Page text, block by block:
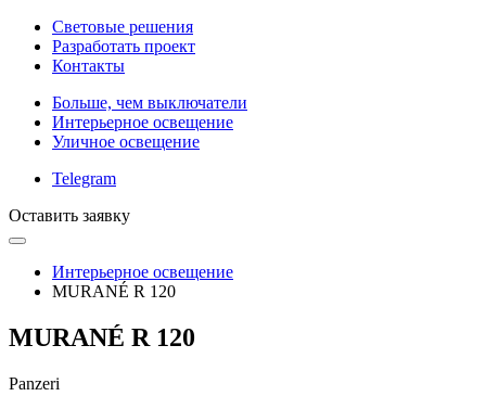
Световые решения
Разработать проект
Контакты
Больше, чем выключатели
Интерьерное освещение
Уличное освещение
Telegram
Оставить заявку
Интерьерное освещение
MURANÉ R 120
MURANÉ R 120
Panzeri